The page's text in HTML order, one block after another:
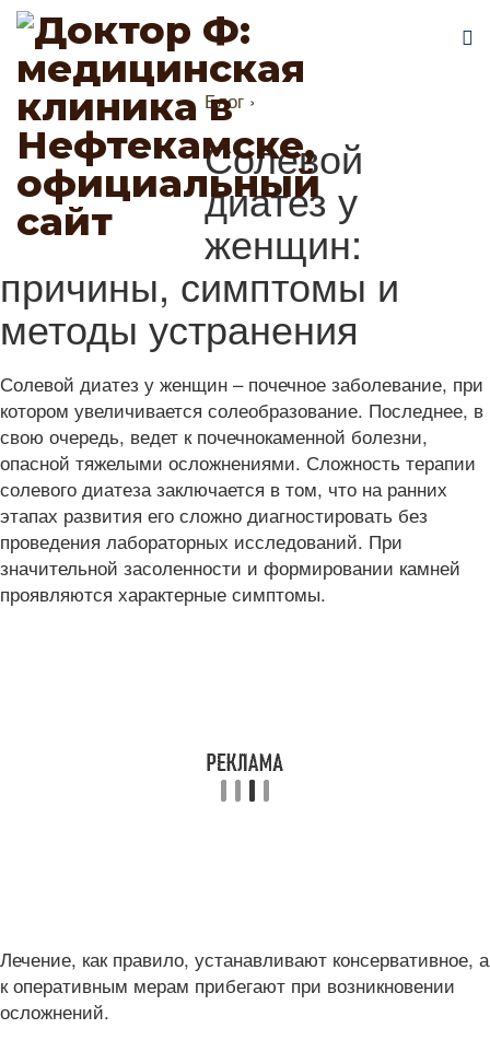
Блог ›
Солевой
диатез у
женщин:
причины, симптомы и
методы устранения
Солевой диатез у женщин – почечное заболевание, при
котором увеличивается солеобразование. Последнее, в
свою очередь, ведет к почечнокаменной болезни,
опасной тяжелыми осложнениями. Сложность терапии
солевого диатеза заключается в том, что на ранних
этапах развития его сложно диагностировать без
проведения лабораторных исследований. При
значительной засоленности и формировании камней
проявляются характерные симптомы.
Лечение, как правило, устанавливают консервативное, а
к оперативным мерам прибегают при возникновении
осложнений.